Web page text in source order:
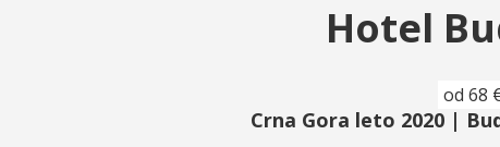
Hotel
od 68
Crna Gora leto 2020 |